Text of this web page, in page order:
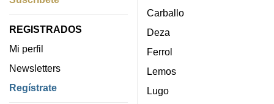
REGISTRADOS
Mi perfil
Newsletters
Regístrate
Carballo
Deza
Ferrol
Lemos
Lugo